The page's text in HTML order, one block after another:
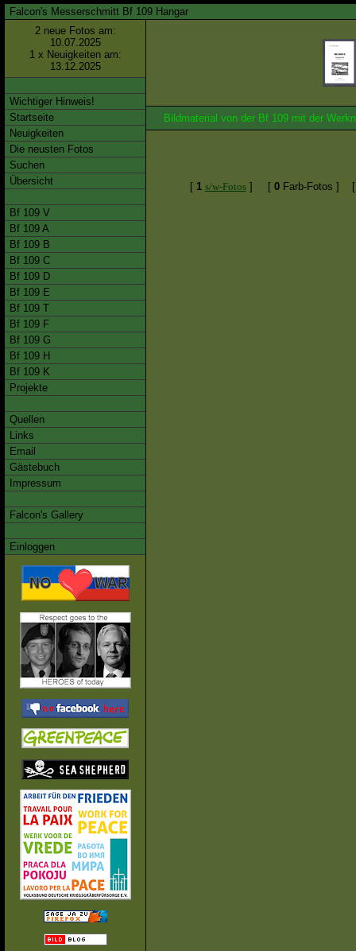
Falcon's Messerschmitt Bf 109 Hangar
2 neue Fotos am:
10.07.2025
1 x Neuigkeiten am:
13.12.2025
Wichtiger Hinweis!
Startseite
Neuigkeiten
Die neusten Fotos
Suchen
Übersicht
Bf 109 V
Bf 109 A
Bf 109 B
Bf 109 C
Bf 109 D
Bf 109 E
Bf 109 T
Bf 109 F
Bf 109 G
Bf 109 H
Bf 109 K
Projekte
Quellen
Links
Email
Gästebuch
Impressum
Falcon's Gallery
Einloggen
Bildmaterial von der Bf 109 mit der
[ 1 s/w-Fotos] [ 0 Farb-Fotos ]